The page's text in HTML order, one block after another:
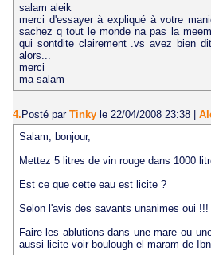
salam aleik
merci d'essayer à expliqué à votre
sachez q tout le monde na pas la
qui sontdite clairement .vs avez bien
alors...
merci
ma salam
4. Posté par Tinky le 22/04/2008 23:38
Salam, bonjour,
Mettez 5 litres de vin rouge dans 1000
Est ce que cette eau est licite ?
Selon l'avis des savants unanimes oui !!!
Faire les ablutions dans une mare ou
aussi licite voir boulough el maram de